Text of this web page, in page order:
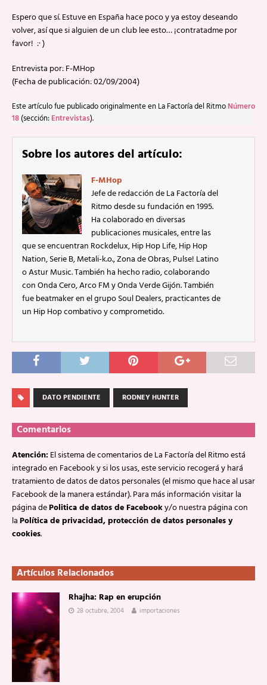
Espero que sí. Estuve en España hace poco y ya estoy deseando
volver, así que si alguien de un club lee esto… ¡contratadme por
favor! :· )
Entrevista por: F-MHop
(Fecha de publicación: 02/09/2004)
Este artículo fue publicado originalmente en La Factoría del Ritmo Número
18 (sección: Entrevistas).
Sobre los autores del artículo:
F-MHop
Jefe de redacción de La Factoría del
Ritmo desde su fundación en 1995.
Ha colaborado en diversas
publicaciones musicales, entre las
que se encuentran Rockdelux, Hip Hop Life, Hip Hop
Nation, Serie B, Metali-k.o., Zona de Obras, Pulse! Latino
o Astur Music. También ha hecho radio, colaborando
con Onda Cero, Arco FM y Onda Verde Gijón. También
fue beatmaker en el grupo Soul Dealers, practicantes de
un Hip Hop combativo y comprometido.
DATO PENDIENTE RODNEY HUNTER
Comentarios
Atención:El sistema de comentarios de La Factoría del Ritmo está
integrado en Facebook y si los usas, este servicio recogerá y hará
tratamiento de datos de datos personales (el mismo que hace al usar
Facebook de la manera estándar). Para más información visitar la
página dePolitica de datos de Facebooky/o nuestra página con
laPolítica de privacidad, protección de datos personales y
cookies.
Artículos Relacionados
Rhajha: Rap en erupción
28 octubre, 2004 importaciones